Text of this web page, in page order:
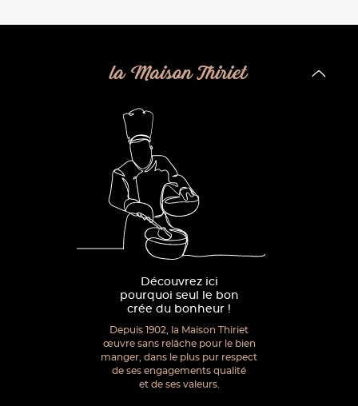
la Maison Thiriet
Découvrez ici
pourquoi seul le bon
crée du bonheur !
Depuis 1902, la Maison Thiriet
œuvre sans relâche pour le bien
manger, dans le plus pur respect
de ses engagements qualité
et de ses valeurs.